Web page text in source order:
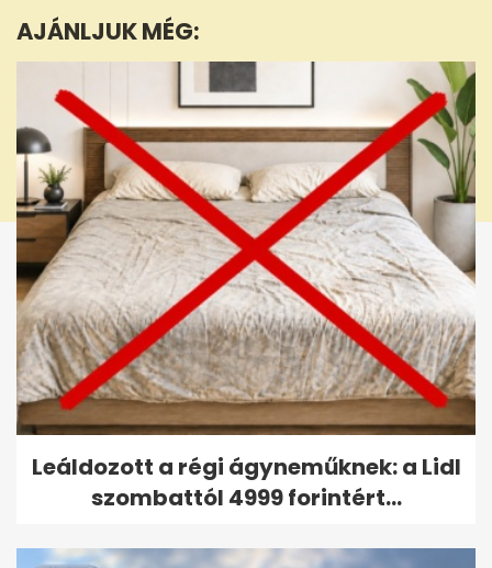
14
seconds
AJÁNLJUK MÉG:
Leáldozott a régi ágyneműknek: a Lidl
szombattól 4999 forintért...